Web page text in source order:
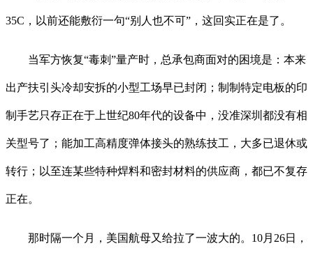
35C，以前还能敷衍一句“别人也不可”，这回实正在是了。
当军方恢复“毒刺”量产时，总承包商面对的困境是：本来
出产扶引头冷却安拆的小型工场早已封闭；制制特定电板的印
制手艺只存正在于上世纪80年代的设备中，没准深圳都没有相
关型号了；能加工高精度弹体接头的熟练技工，大多已退休或
转行；以至连某些特种焊料和密封材料的供应商，都已不复存
正在。
那时隔一个月，美国航母又给拉了一波大的。10月26日，